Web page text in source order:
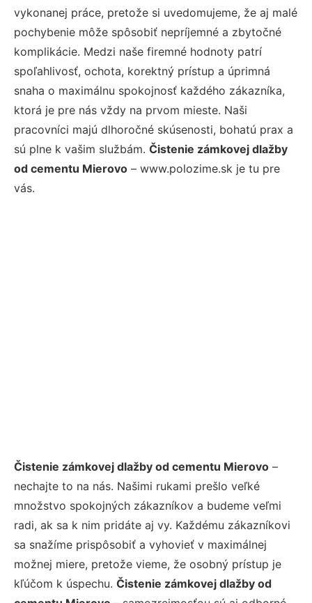
vykonanej práce, pretože si uvedomujeme, že aj malé
pochybenie môže spôsobiť nepríjemné a zbytočné
komplikácie. Medzi naše firemné hodnoty patrí
spoľahlivosť, ochota, korektný prístup a úprimná
snaha o maximálnu spokojnosť každého zákazníka,
ktorá je pre nás vždy na prvom mieste. Naši
pracovníci majú dlhoročné skúsenosti, bohatú prax a
sú plne k vašim službám. Čistenie zámkovej dlažby
od cementu Mierovo – www.polozime.sk je tu pre
vás.
Čistenie zámkovej dlažby od cementu Mierovo –
nechajte to na nás. Našimi rukami prešlo veľké
množstvo spokojných zákazníkov a budeme veľmi
radi, ak sa k nim pridáte aj vy. Každému zákazníkovi
sa snažíme prispôsobiť a vyhovieť v maximálnej
možnej miere, pretože vieme, že osobný prístup je
kľúčom k úspechu. Čistenie zámkovej dlažby od